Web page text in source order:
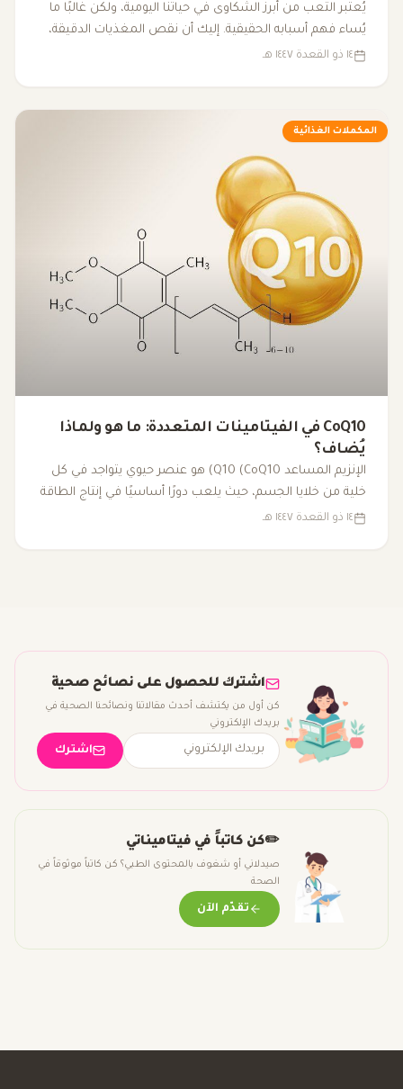
يُعتبر التعب من أبرز الشكاوى في حياتنا اليومية، ولكن غالبًا ما
يُساء فهم أسبابه الحقيقية. إليك أن نقص المغذيات الدقيقة،
مثل الفيتامينات والمعادن الأساسية، يمكن أن يكون له تأثير
١٤ ذو القعدة ١٤٤٧ هـ
المكملات الغذائية
CoQ10 في الفيتامينات المتعددة: ما هو ولماذا
يُضاف؟
الإنزيم المساعد Q10 (CoQ10) هو عنصر حيوي يتواجد في كل
خلية من خلايا الجسم، حيث يلعب دورًا أساسيًا في إنتاج الطاقة
داخل الميتوكوندريا. مع تقدم العمر أو بسبب بعض العوامل
١٤ ذو القعدة ١٤٤٧ هـ
اشترك للحصول على نصائح صحية
كن أول من يكتشف أحدث مقالاتنا ونصائحنا الصحية في
بريدك الإلكتروني
اشترك
✏️كن كاتباً في فيتاميناتي
صيدلاني أو شغوف بالمحتوى الطبي؟ كن كاتباً موثوقاً في
الصحة
تقدّم الآن